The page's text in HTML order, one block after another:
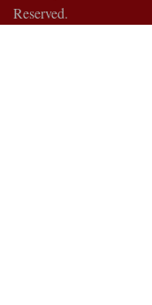
Reserved.